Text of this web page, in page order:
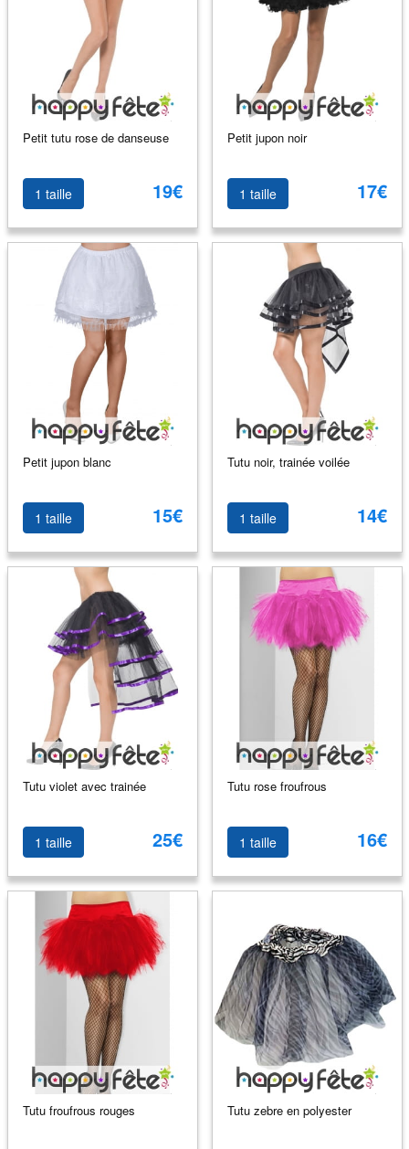
Petit tutu rose de danseuse
1 taille 19€
Petit jupon noir
1 taille 17€
Petit jupon blanc
1 taille 15€
Tutu noir, trainée voilée
1 taille 14€
Tutu violet avec trainée
1 taille 25€
Tutu rose froufrous
1 taille 16€
Tutu froufrous rouges Tutu zebre en polyester